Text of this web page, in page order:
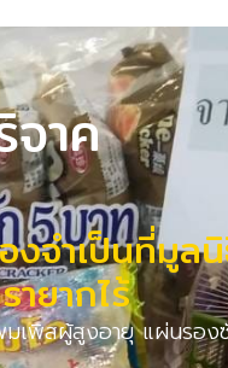
าค
งจำเป็นที่มูล
ายากไร้
เพิสผู้สูงอายุ แผ่นรอง